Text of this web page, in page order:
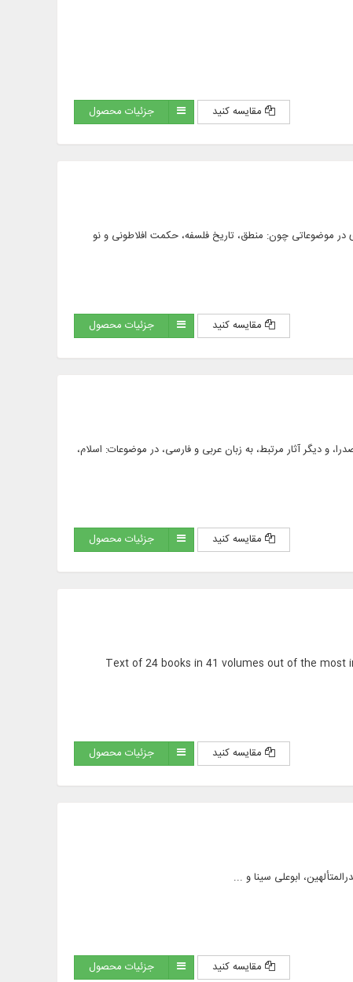
مقایسه کنید جزئیات محصول
هادی سبزواری در موضوعاتی چون: منطق، تاریخ فلسفه، حکمت افلاطونی و نو
مقایسه کنید جزئیات محصول
به ملاصدرا، و دیگر آثار مرتبط، به زبان عربی و فارسی، در موضوعات: اسلام،
مقایسه کنید جزئیات محصول
Text of 24 books in 41 volumes out of the most
مقایسه کنید جزئیات محصول
مقایسه کنید جزئیات محصول